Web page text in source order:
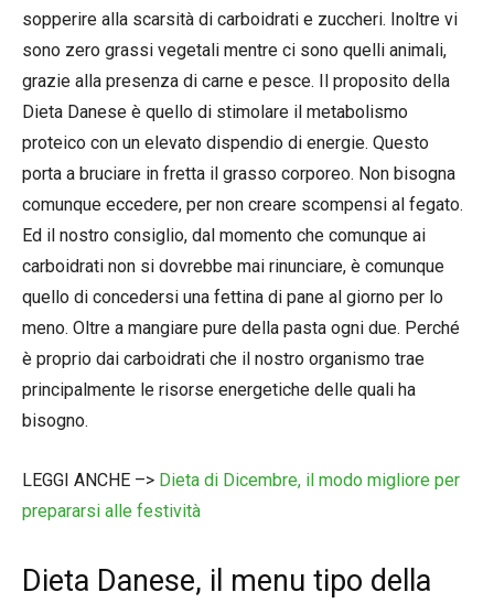
sopperire alla scarsità di carboidrati e zuccheri. Inoltre vi
sono zero grassi vegetali mentre ci sono quelli animali,
grazie alla presenza di carne e pesce. Il proposito della
Dieta Danese è quello di stimolare il metabolismo
proteico con un elevato dispendio di energie. Questo
porta a bruciare in fretta il grasso corporeo. Non bisogna
comunque eccedere, per non creare scompensi al fegato.
Ed il nostro consiglio, dal momento che comunque ai
carboidrati non si dovrebbe mai rinunciare, è comunque
quello di concedersi una fettina di pane al giorno per lo
meno. Oltre a mangiare pure della pasta ogni due. Perché
è proprio dai carboidrati che il nostro organismo trae
principalmente le risorse energetiche delle quali ha
bisogno.
LEGGI ANCHE –> Dieta di Dicembre, il modo migliore per
prepararsi alle festività
Dieta Danese, il menu tipo della